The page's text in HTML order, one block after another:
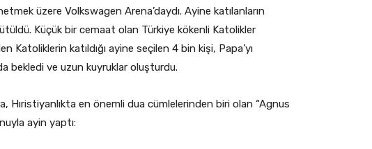
üzere Volkswagen Arena’daydı. Ayine katılanların
Küçük bir cemaat olan Türkiye kökenli Katolikler
Katoliklerin katıldığı ayine seçilen 4 bin kişi, Papa’yı
bekledi ve uzun kuyruklar oluşturdu.
Hıristiyanlıkta en önemli dua cümlelerinden biri olan “Agnus
ayin yaptı: